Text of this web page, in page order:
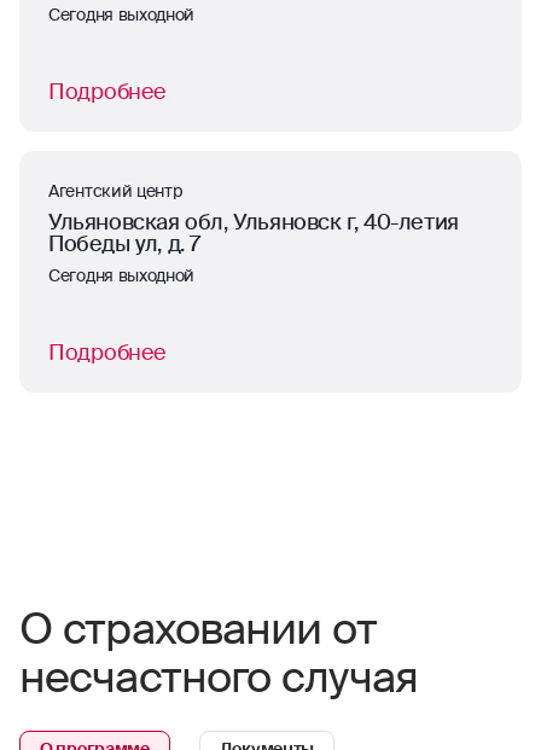
Сегодня выходной
Подробнее
Агентский центр
Ульяновская обл, Ульяновск г, 40-летия
Победы ул, д. 7
Сегодня выходной
Подробнее
О страховании от
несчастного случая